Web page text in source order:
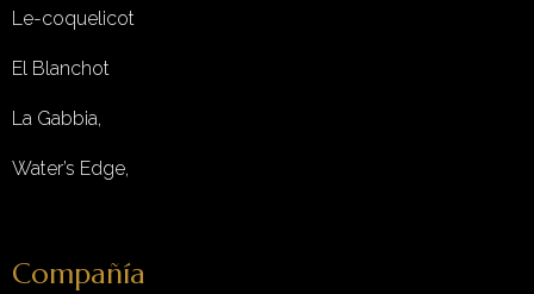
Le-coquelicot
El Blanchot
La Gabbia,
Water’s Edge,
Compañía